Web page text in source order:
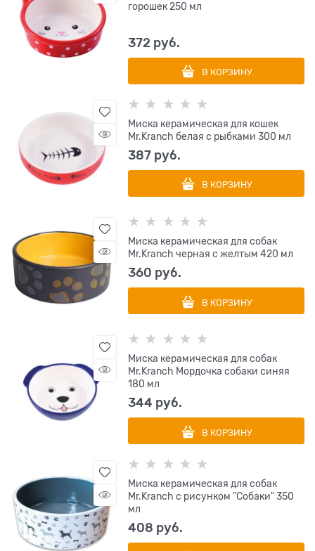
горошек 250 мл
372 руб.
В КОРЗИНУ
Миска керамическая для кошек
Mr.Kranch белая с рыбками 300 мл
387 руб.
В КОРЗИНУ
Миска керамическая для собак
Mr.Kranch черная с желтым 420 мл
360 руб.
В КОРЗИНУ
Миска керамическая для собак
Mr.Kranch Мордочка собаки синяя
180 мл
344 руб.
В КОРЗИНУ
Миска керамическая для собак
Mr.Kranch с рисунком "Собаки" 350
мл
408 руб.